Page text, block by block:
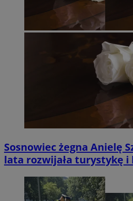
Sosnowiec żegna Anielę
lata rozwijała turystykę